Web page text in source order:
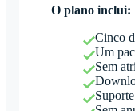
O plano inclui:
Cinco
Um
Sem